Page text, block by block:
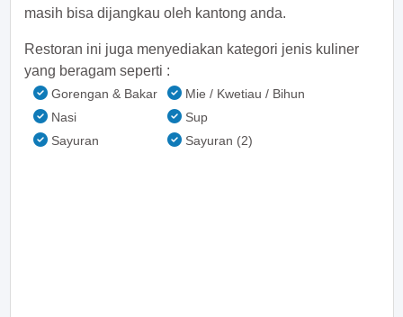
masih bisa dijangkau oleh kantong anda.
Restoran ini juga menyediakan kategori jenis kuliner
yang beragam seperti :
Gorengan & Bakar
Mie / Kwetiau / Bihun
Nasi
Sup
Sayuran
Sayuran (2)